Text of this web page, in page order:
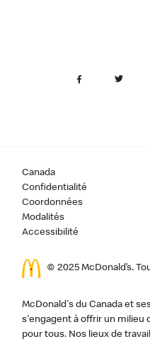
Canada
Confidentialité
Coordonnées
Modalités
Accessibilité
© 2025 McDonald’s.
McDonald's du Canada et
s'engagent à offrir un milieu
pour tous. Nos lieux de